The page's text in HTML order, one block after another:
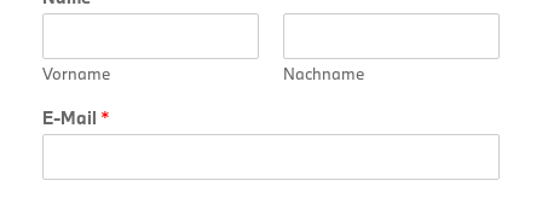
Vorname Nachname
N
a
E-Mail *